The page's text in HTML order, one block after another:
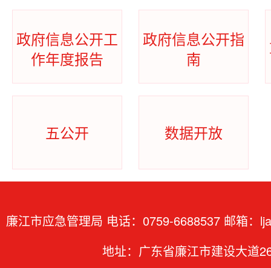
政府信息公开工
作年度报告
政府信息公开指
南
五公开 数据开放
廉江市应急管理局 电话：0759-6688537 邮箱：
地址：广东省廉江市建设大道